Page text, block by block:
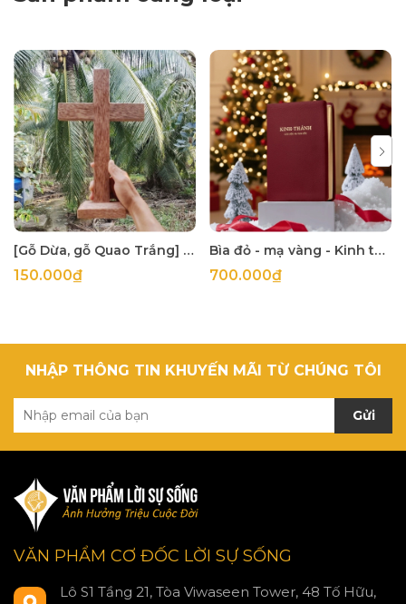
[Gỗ Dừa, gỗ Quao Trắng] Thập tự thánh giá treo tường
150.000₫
Bìa đỏ - mạ vàng - Kinh thánh 1925 khổ lớn 14x21cm in tại Hàn Quốc
700.000₫
NHẬP THÔNG TIN KHUYẾN MÃI TỪ CHÚNG TÔI
Gửi
VĂN PHẨM CƠ ĐỐC LỜI SỰ SỐNG
Lô S1 Tầng 21, Tòa Viwaseen Tower, 48 Tố Hữu,